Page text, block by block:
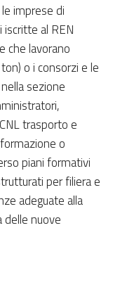
imprese di
al REN
che lavorano
o i consorzi e le
sezione
trasporto e
o
piani formativi
per filiera e
adeguate alla
delle nuove